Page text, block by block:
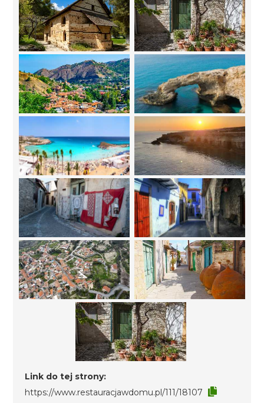
Link do tej strony:
https://www.restauracjawdomu.pl/111/18107